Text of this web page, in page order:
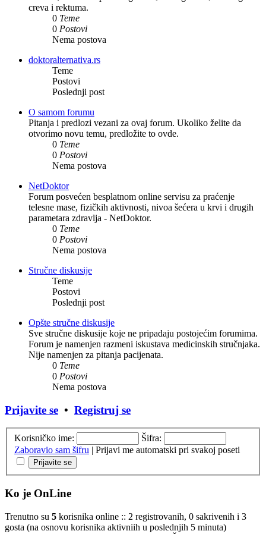
creva i rektuma.
0 Teme
0 Postovi
Nema postova
doktoralternativa.rs
Teme
Postovi
Poslednji post
O samom forumu
Pitanja i predlozi vezani za ovaj forum. Ukoliko želite da
otvorimo novu temu, predložite to ovde.
0 Teme
0 Postovi
Nema postova
NetDoktor
Forum posvećen besplatnom online servisu za praćenje
telesne mase, fizičkih aktivnosti, nivoa šećera u krvi i drugih
parametara zdravlja - NetDoktor.
0 Teme
0 Postovi
Nema postova
Stručne diskusije
Teme
Postovi
Poslednji post
Opšte stručne diskusije
Sve stručne diskusije koje ne pripadaju postojećim forumima.
Forum je namenjen razmeni iskustava medicinskih stručnjaka.
Nije namenjen za pitanja pacijenata.
0 Teme
0 Postovi
Nema postova
Prijavite se • Registruj se
Korisničko ime:
Šifra:
Zaboravio sam šifru | Prijavi me automatski pri svakoj poseti
Ko je OnLine
Trenutno su 5 korisnika online :: 2 registrovanih, 0 sakrivenih i 3
gosta (na osnovu korisnika aktivniih u poslednjih 5 minuta)